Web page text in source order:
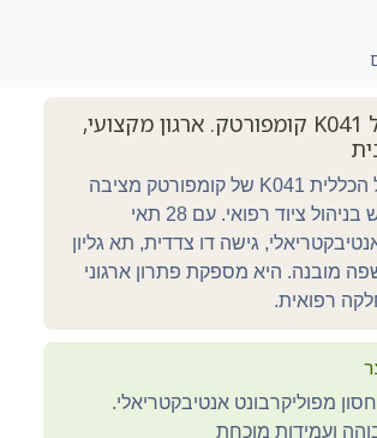
עגלת טיפול K041 קומפורטק. ארגון מקצועי,
עגלת הטיפול הכללית K041 של קומפורטק מציבה
סטנדרט חדש בניהול ציוד רפואי. עם 28 תאי
גישה דו צדדית, תא גליון
מובנה. היא מספקת פתרון ארגוני
רפואית.
אחסון מפוליקרבונט אנטיבקטריאלי.
ועמידות מוכחת